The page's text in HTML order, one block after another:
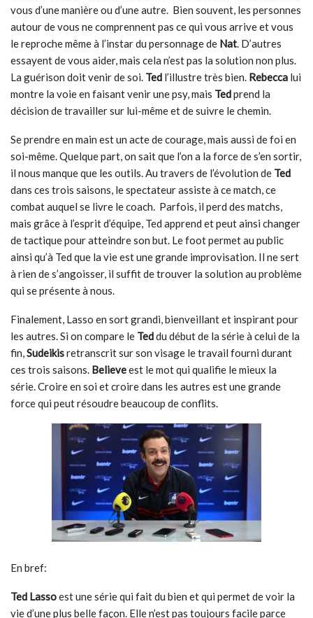
vous d’une manière ou d’une autre. Bien souvent, les personnes
autour de vous ne comprennent pas ce qui vous arrive et vous
le reproche même à l’instar du personnage de Nat. D’autres
essayent de vous aider, mais cela n’est pas la solution non plus.
La guérison doit venir de soi. Ted l’illustre très bien. Rebecca lui
montre la voie en faisant venir une psy, mais Tedprend la
décision de travailler sur lui-même et de suivre le chemin.
Se prendre en main est un acte de courage, mais aussi de foi en
soi-même. Quelque part, on sait que l’on a la force de s’en sortir,
il nous manque que les outils. Au travers de l’évolution de Ted
dans ces trois saisons, le spectateur assiste à ce match, ce
combat auquel se livre le coach. Parfois, il perd des matchs,
mais grâce à l’esprit d’équipe, Ted apprend et peut ainsi changer
de tactique pour atteindre son but. Le foot permet au public
ainsi qu’à Ted que la vie est une grande improvisation. Il ne sert
à rien de s’angoisser, il suffit de trouver la solution au problème
qui se présente à nous.
Finalement, Lasso en sort grandi, bienveillant et inspirant pour
les autres. Si on compare le Teddu début de la série à celui de la
fin,Sudeikisretranscrit sur son visage le travail fourni durant
ces trois saisons. Believeest le mot qui qualifie le mieux la
série. Croire en soi et croire dans les autres est une grande
force qui peut résoudre beaucoup de conflits.
En bref:
Ted Lassoest une série qui fait du bien et qui permet de voir la
vie d’une plus belle façon. Elle n’est pas toujours facile parce